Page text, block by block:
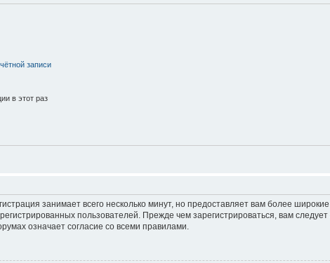
записи
в этот раз
занимает всего несколько минут, но предоставляет вам более
пользователей. Прежде чем зарегистрироваться, вам
означает согласие со всеми правилами.